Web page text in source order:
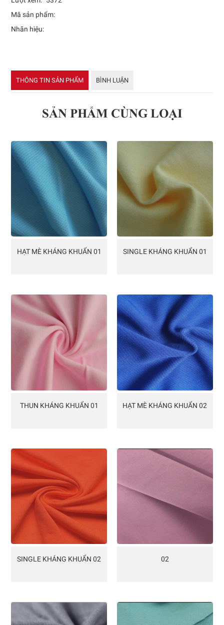
Mã sản phẩm:
Nhãn hiệu:
THÔNG TIN SẢN PHẨM BÌNH LUẬN
SẢN PHẨM CÙNG LOẠI
HẠT MÈ KHÁNG KHUẨN 01 SINGLE KHÁNG KHUẨN 01
THUN KHÁNG KHUẨN 01 HẠT MÈ KHÁNG KHUẨN 02
SINGLE KHÁNG KHUẨN 02 02